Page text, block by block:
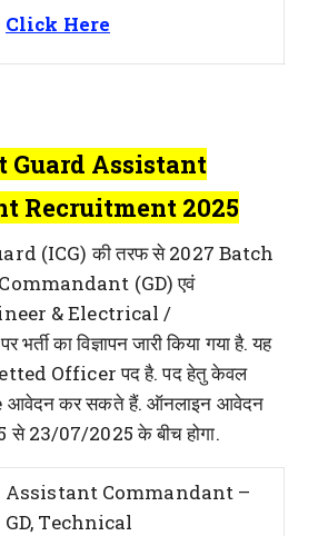
Click Here
Guard Assistant
Recruitment 2025
(ICG) की तरफ से 2027 Batch
(GD) एवं
& Electrical /
का विज्ञापन जारी किया गया है. यह
Officer पद है. पद हेतु केवल
कर सकते हैं. ऑनलाइन आवेदन
23/07/2025 के बीच होगा.
Assistant Commandant –
GD, Technical